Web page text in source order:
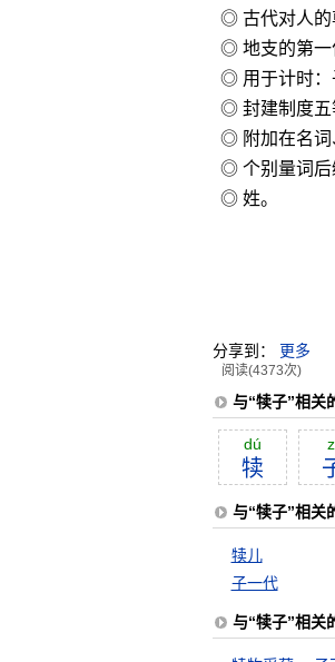
◎ 古代对人的
◎ 地支的第一
◎ 用于计时：
◎ 封建制度五
◎ 附加在名词
◎ 个别量词后
◎ 姓。
分享到： 更多
阅读(4373次)
与“犊子”相关
dú
犊
与“犊子”相关
犊儿
子一代
与“犊子”相关